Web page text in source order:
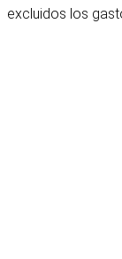
excluidos los